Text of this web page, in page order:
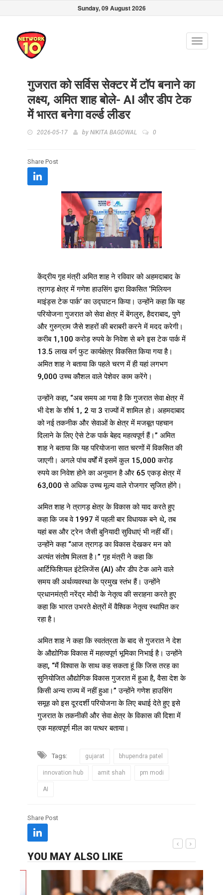
Sunday, 09 August 2026
Toggle
गुजरात को सर्विस सेक्टर में टॉप बनाने का
लक्ष्य, अमित शाह बोले- AI और डीप टेक
में भारत बनेगा वर्ल्ड लीडर
2026-05-17 by NIKITA BAGDWAL 0
Share Post
केंद्रीय गृह मंत्री अमित शाह ने रविवार को अहमदाबाद के
त्रागड़ क्षेत्र में गणेश हाउसिंग द्वारा विकसित ‘मिलियन
माइंड्स टेक पार्क’ का उद्घाटन किया। उन्होंने कहा कि यह
परियोजना गुजरात को सेवा क्षेत्र में बेंगलुरु, हैदराबाद, पुणे
और गुरुग्राम जैसे शहरों की बराबरी करने में मदद करेगी।
करीब 1,100 करोड़ रुपये के निवेश से बने इस टेक पार्क में
13.5 लाख वर्ग फुट कार्यक्षेत्र विकसित किया गया है।
अमित शाह ने बताया कि पहले चरण में ही यहां लगभग
9,000 उच्च कौशल वाले पेशेवर काम करेंगे।
उन्होंने कहा, “अब समय आ गया है कि गुजरात सेवा क्षेत्र में
भी देश के शीर्ष 1, 2 या 3 राज्यों में शामिल हो। अहमदाबाद
को नई तकनीक और सेवाओं के क्षेत्र में मजबूत पहचान
दिलाने के लिए ऐसे टेक पार्क बेहद महत्वपूर्ण हैं।” अमित
शाह ने बताया कि यह परियोजना सात चरणों में विकसित की
जाएगी। अगले पांच वर्षों में इसमें कुल 15,000 करोड़
रुपये का निवेश होने का अनुमान है और 65 एकड़ क्षेत्र में
63,000 से अधिक उच्च मूल्य वाले रोजगार सृजित होंगे।
अमित शाह ने त्रागड़ क्षेत्र के विकास को याद करते हुए
कहा कि जब वे 1997 में पहली बार विधायक बने थे, तब
यहां बस और ट्रेन जैसी बुनियादी सुविधाएं भी नहीं थीं।
उन्होंने कहा “आज त्रागड़ का विकास देखकर मन को
अत्यंत संतोष मिलता है।” गृह मंत्री ने कहा कि
आर्टिफिशियल इंटेलिजेंस (AI) और डीप टेक आने वाले
समय की अर्थव्यवस्था के प्रमुख स्तंभ हैं। उन्होंने
प्रधानमंत्री नरेंद्र मोदी के नेतृत्व की सराहना करते हुए
कहा कि भारत उभरते क्षेत्रों में वैश्विक नेतृत्व स्थापित कर
रहा है।
अमित शाह ने कहा कि स्वतंत्रता के बाद से गुजरात ने देश
के औद्योगिक विकास में महत्वपूर्ण भूमिका निभाई है। उन्होंने
कहा, “मैं विश्वास के साथ कह सकता हूं कि जिस तरह का
सुनियोजित औद्योगिक विकास गुजरात में हुआ है, वैसा देश के
किसी अन्य राज्य में नहीं हुआ।” उन्होंने गणेश हाउसिंग
समूह को इस दूरदर्शी परियोजना के लिए बधाई देते हुए इसे
गुजरात के तकनीकी और सेवा क्षेत्र के विकास की दिशा में
एक महत्वपूर्ण मील का पत्थर बताया।
Tags: gujarat bhupendra patel
innovation hub amit shah pm modi
AI
Share Post
YOU MAY ALSO LIKE